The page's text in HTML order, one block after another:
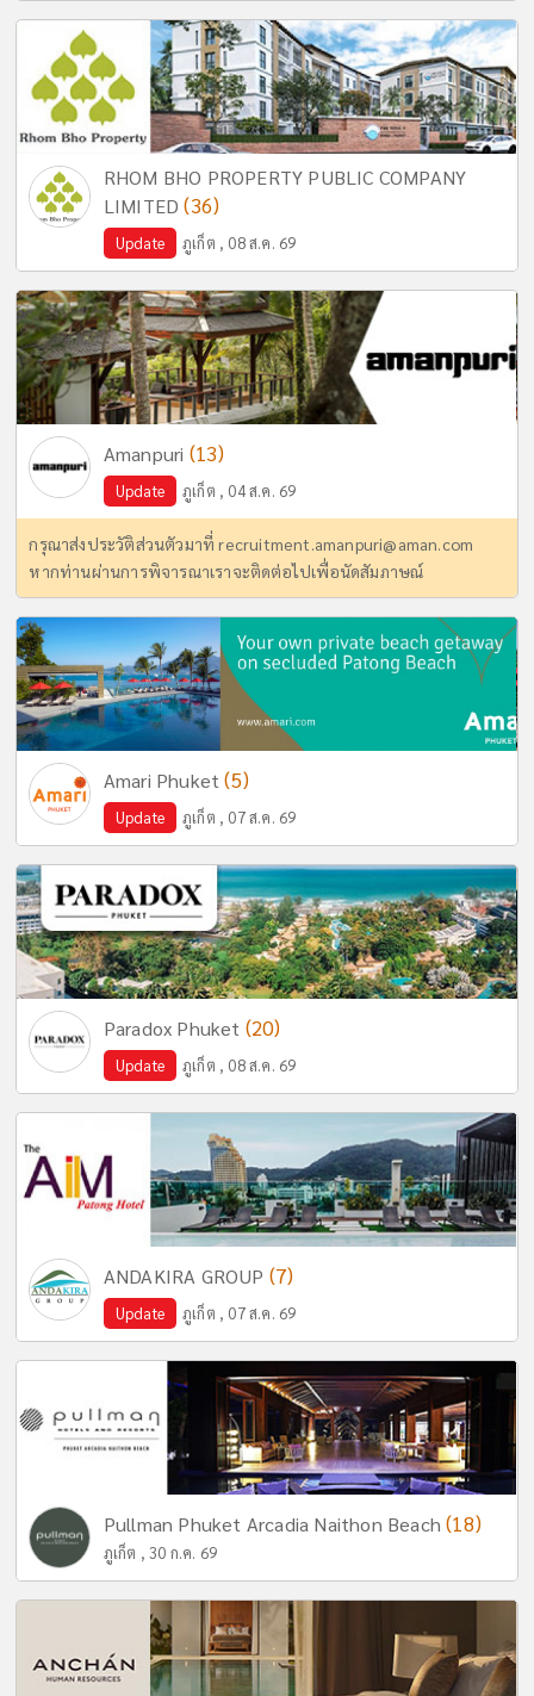
RHOM BHO PROPERTY PUBLIC COMPANY
LIMITED(36)
Update ภูเก็ต , 08 ส.ค. 69
Amanpuri (13)
Update ภูเก็ต , 04 ส.ค. 69
กรุณาส่งประวัติส่วนตัวมาที่recruitment.amanpuri@aman.com
หากท่านผ่านการพิจารณาเราจะติดต่อไปเพื่อนัดสัมภาษณ์
Amari Phuket(5)
Update ภูเก็ต , 07 ส.ค. 69
Paradox Phuket (20)
Update ภูเก็ต , 08 ส.ค. 69
ANDAKIRA GROUP (7)
Update ภูเก็ต , 07 ส.ค. 69
Pullman Phuket Arcadia Naithon Beach(18)
ภูเก็ต , 30 ก.ค. 69